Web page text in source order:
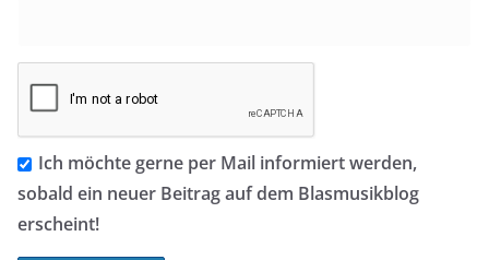
Ich möchte gerne per Mail informiert werden,
sobald ein neuer Beitrag auf dem Blasmusikblog
erscheint!